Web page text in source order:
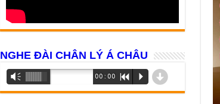
NGHE ĐÀI CHÂN LÝ Á CHÂU
Trình
phát
âm
Vm 00:00 R P d